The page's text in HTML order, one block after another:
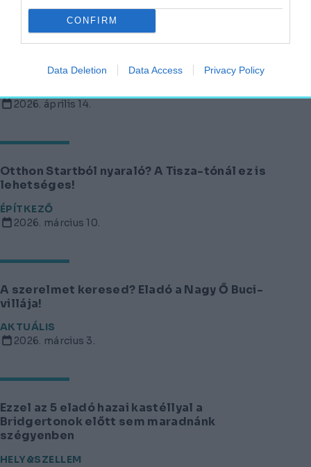
CONFIRM
Data Deletion Data Access Privacy Policy
tekintetében
2026. április 14.
Otthon Startból nyaraló? A Tisza-tónál ez is
lehetséges!
ÉPÍTKEZŐ
2026. március 10.
A szerelmet keresed? Eladó a Nagy Ő Buci-
villája!
AKTUÁLIS
2026. március 3.
Ezzel az 5 eladó hazai kastéllyal a
Bridgertonok előtt sem maradnánk
szégyenben
HELY&SZELLEM